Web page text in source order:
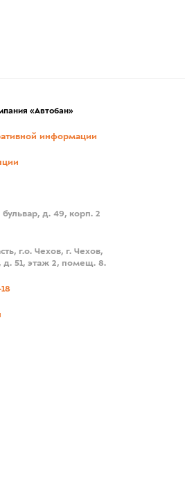
«Автобан»
информации
д. 49, корп. 2
г.о. Чехов, г. Чехов,
д. 51, этаж 2, помещ. 8.